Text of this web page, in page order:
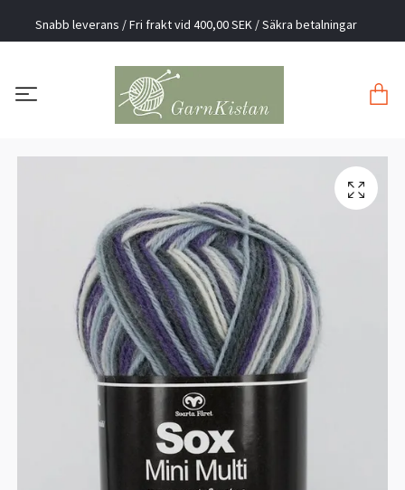
Snabb leverans / Fri frakt vid 400,00 SEK / Säkra betalningar